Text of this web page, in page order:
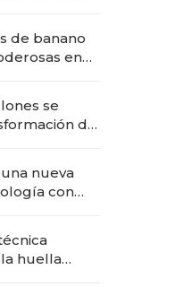
de banano
en
se
de
nueva
con
huella